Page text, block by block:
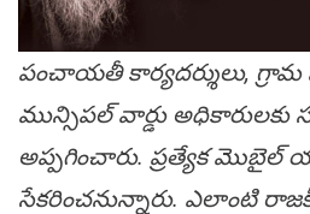
పంచాయతీ కార్యదర్శులు,
మున్సిపల్ వార్డు అధికారులకు
అప్పగించారు. ప్రత్యేక
సేకరించనున్నారు. ఎలాంటి